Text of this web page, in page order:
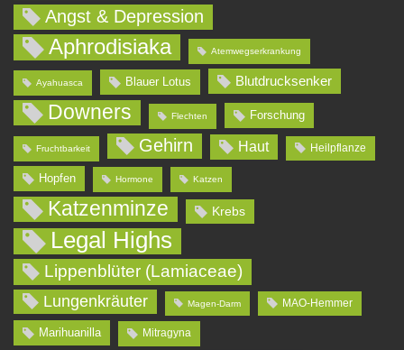
Angst & Depression
Aphrodisiaka Atemwegserkrankung
Ayahuasca Blauer Lotus Blutdrucksenker
Downers Flechten Forschung
Fruchtbarkeit Gehirn Haut Heilpflanze
Hopfen Hormone Katzen
Katzenminze Krebs
Legal Highs
Lippenblüter (Lamiaceae)
Lungenkräuter Magen-Darm MAO-Hemmer
Marihuanilla Mitragyna